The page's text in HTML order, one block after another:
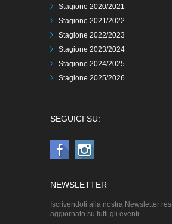
Stagione 2020/2021
Stagione 2021/2022
Stagione 2022/2023
Stagione 2023/2024
Stagione 2024/2025
Stagione 2025/2026
SEGUICI SU:
NEWSLETTER
Iscrivendoti alla nostra Newsletter
aggiornato su tutti gli eventi.